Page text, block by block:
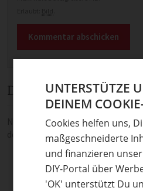
Diskussion
Noch keine Kommentare — sei die
deine Meinung.
UNTERSTÜTZE
DEINEM
Cookies helfen uns,
maßgeschneiderte
und finanzieren
DIY-Portal über
'OK' unterstützt Du